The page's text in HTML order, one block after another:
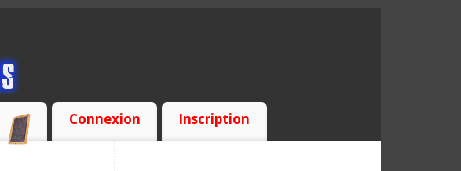
Connexion Inscription